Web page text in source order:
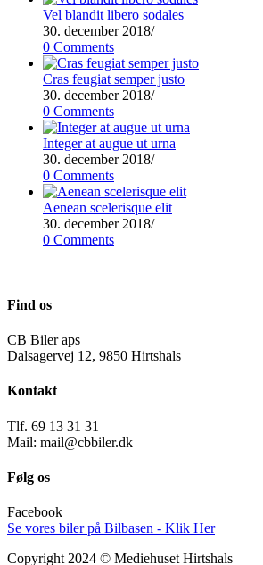
Vel blandit libero sodales
30. december 2018/
0 Comments
Cras feugiat semper justo
30. december 2018/
0 Comments
Integer at augue ut urna
30. december 2018/
0 Comments
Aenean scelerisque elit
30. december 2018/
0 Comments
Find os
CB Biler aps
Dalsagervej 12, 9850 Hirtshals
Kontakt
Tlf. 69 13 31 31
Mail: mail@cbbiler.dk
Følg os
Facebook
Se vores biler på Bilbasen - Klik Her
Copyright 2024 © Mediehuset Hirtshals